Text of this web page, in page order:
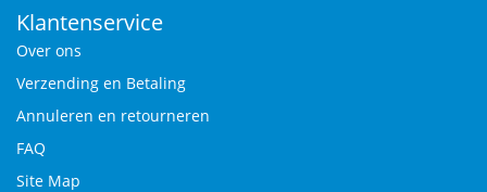
Klantenservice
Over ons
Verzending en Betaling
Annuleren en retourneren
FAQ
Site Map